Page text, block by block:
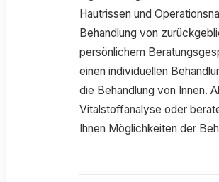
Hautrissen und
Behandlung von
persönlichem
einen individuellen
die Behandlung von Innen.
Vitalstoffanalyse oder
Ihnen Möglichkeiten der